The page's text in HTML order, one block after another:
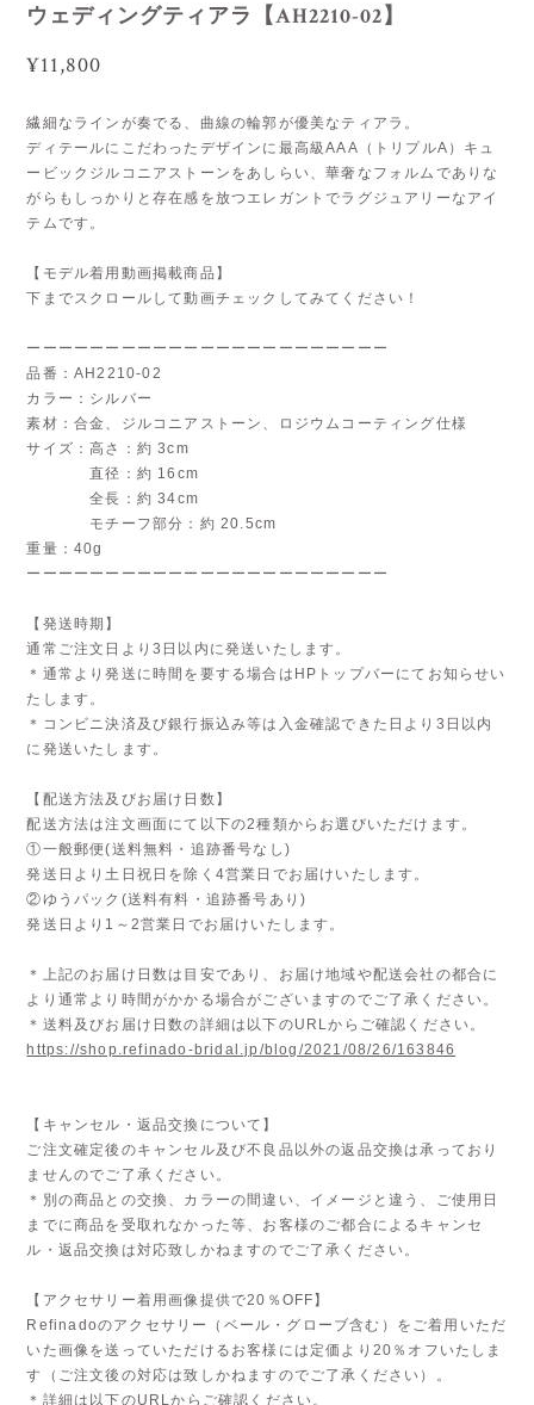
ウェディングティアラ【AH2210-02】
¥11,800
繊細なラインが奏でる、曲線の輪郭が優美なティアラ。
ディテールにこだわったデザインに最高級AAA（トリプルA）キュ
ービックジルコニアストーンをあしらい、華奢なフォルムでありな
がらもしっかりと存在感を放つエレガントでラグジュアリーなアイ
テムです。
【モデル着用動画掲載商品】
下までスクロールして動画チェックしてみてください！
ーーーーーーーーーーーーーーーーーーーーーーー
品番：AH2210-02
カラー：シルバー
素材：合金、ジルコニアストーン、ロジウムコーティング仕様
サイズ：高さ：約 3cm
直径：約 16cm
全長：約 34cm
モチーフ部分：約 20.5cm
重量：40g
ーーーーーーーーーーーーーーーーーーーーーーー
【発送時期】
通常ご注文日より3日以内に発送いたします。
＊通常より発送に時間を要する場合はHPトップバーにてお知らせい
たします。
＊コンビニ決済及び銀行振込み等は入金確認できた日より3日以内
に発送いたします。
【配送方法及びお届け日数】
配送方法は注文画面にて以下の2種類からお選びいただけます。
①一般郵便(送料無料・追跡番号なし)
発送日より土日祝日を除く4営業日でお届けいたします。
②ゆうパック(送料有料・追跡番号あり)
発送日より1～2営業日でお届けいたします。
＊上記のお届け日数は目安であり、お届け地域や配送会社の都合に
より通常より時間がかかる場合がございますのでご了承ください。
＊送料及びお届け日数の詳細は以下のURLからご確認ください。
https://shop.refinado-bridal.jp/blog/2021/08/26/163846
【キャンセル・返品交換について】
ご注文確定後のキャンセル及び不良品以外の返品交換は承っており
ませんのでご了承ください。
＊別の商品との交換、カラーの間違い、イメージと違う、ご使用日
までに商品を受取れなかった等、お客様のご都合によるキャンセ
ル・返品交換は対応致しかねますのでご了承ください。
【アクセサリー着用画像提供で20％OFF】
Refinadoのアクセサリー（ベール・グローブ含む）をご着用いただ
いた画像を送っていただけるお客様には定価より20％オフいたしま
す（ご注文後の対応は致しかねますのでご了承ください）。
＊詳細は以下のURLからご確認ください。